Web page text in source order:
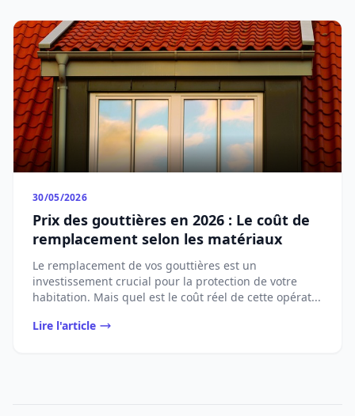
30/05/2026
Prix des gouttières en 2026 : Le coût de
remplacement selon les matériaux
Le remplacement de vos gouttières est un
investissement crucial pour la protection de votre
habitation. Mais quel est le coût réel de cette opérat...
Lire l'article